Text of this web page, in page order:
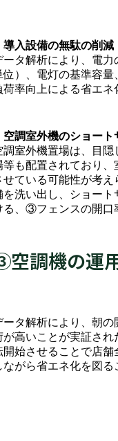
導入設備の無駄の削減
ータ解析により、電
位）、電灯の基準容
荷率向上による省エネ
空調室外機のショー
調室外機置場は、目
等も配置されており
せている可能性が考
を洗い出し、ショー
る、③フェンスの開口
調機の運
ータ解析により、朝
が高いことが実証さ
開始させることで店
ながら省エネ化を図